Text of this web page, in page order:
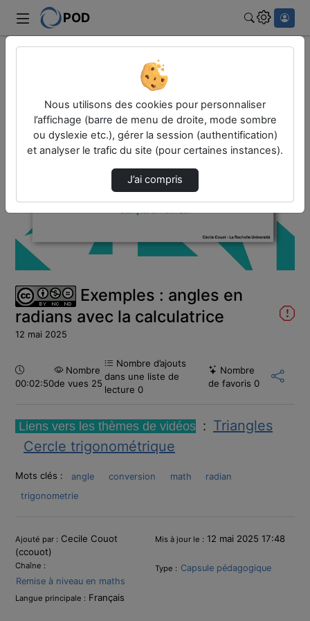
POD
Exemples : angles en radians avec la calcula…
Lire
la
Exemples : angles en
radians avec la calculatrice
12 mai 2025
Durée :
00:02:50
Nombre
de vues 25
Nombre d’ajouts
dans une liste de
lecture 0
Nombre
de favoris 0
Liens vers les thèmes de vidéos : Triangles
Cercle trigonométrique
Mots clés : angle conversion math
radian
trigonometrie
Informations
Ajouté par : Cecile Couot
(ccouot)
Mis à jour le : 12 mai 2025 17:48
Chaîne :
Remise à niveau en maths
Type : Capsule pédagogique
Langue principale : Français
Nous utilisons des cookies pour personnaliser
l’affichage (barre de menu de droite, mode sombre
ou dyslexie etc.), gérer la session (authentification)
et analyser le trafic du site (pour certaines instances).
J’ai compris